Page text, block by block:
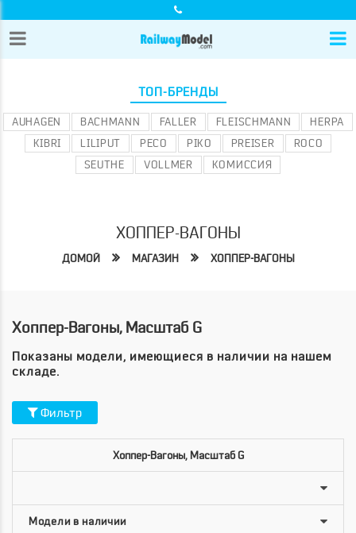
ТОП-БРЕНДЫ
AUHAGEN BACHMANN FALLER FLEISCHMANN
HERPA
KIBRI
LILIPUT PECO PIKO PREISER
ROCO
SEUTHE
VOLLMER КОМИССИЯ
ХОППЕР-ВАГОНЫ
ДОМОЙ МАГАЗИН ХОППЕР-ВАГОНЫ
Хоппер-Вагоны, Масштаб G
Показаны модели, имеющиеся в наличии на нашем
складе.
Фильтр
Хоппер-Вагоны, Масштаб G